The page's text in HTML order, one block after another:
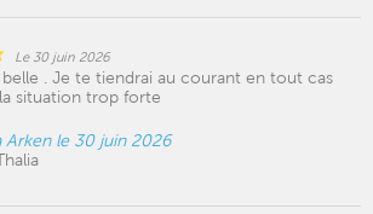
Le 30 juin 2026
. Je te tiendrai au courant en tout cas
situation trop forte
Arken le 30 juin 2026